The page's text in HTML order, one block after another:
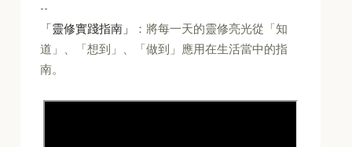
--
「靈修實踐指南」
：將每一天的靈修亮光從「知
道」、「想到」、「做到」應用在生活當中的指
南。